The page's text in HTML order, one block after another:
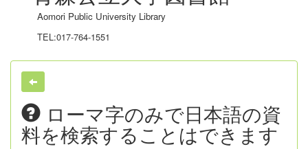
Aomori Public University Library
TEL:017-764-1551
ローマ字のみで日本語の資
料を検索することはできます